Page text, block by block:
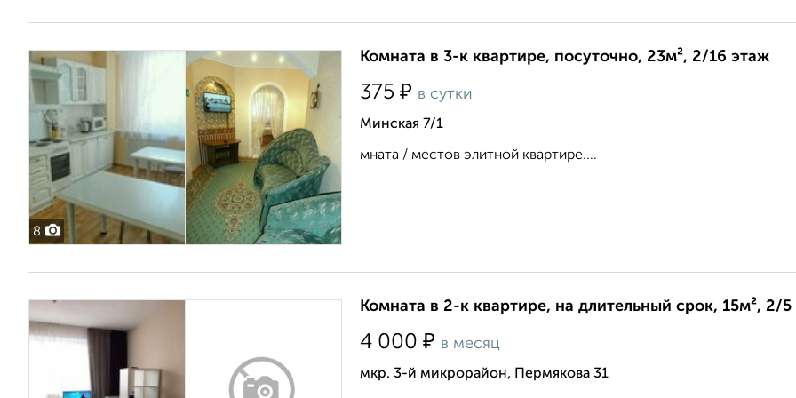
8
Комната в 3-к квартире, посуточно, 23м², 2/16 этаж
375 ₽ в сутки
Минская 7/1
мната / местов элитной квартире....
Комната в 2-к квартире, на длительный срок, 15м², 2/
4 000 ₽ в месяц
мкр. 3-й микрорайон, Пермякова 31